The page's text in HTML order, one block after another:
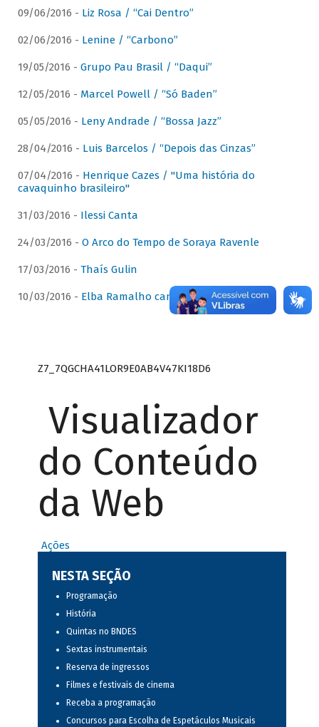
09/06/2016 - Liz Rosa / “Cai Dentro”
02/06/2016 - Lenine / “Carbono”
19/05/2016 - Grupo Pau Brasil / “Daqui”
12/05/2016 - Marcel Powell / “Só Baden”
05/05/2016 - Leny Andrade / “Bossa Jazz”
28/04/2016 - Luis Barcelos / “Depois das Cinzas”
07/04/2016 - Henrique Cazes / "Uma história do
cavaquinho brasileiro"
31/03/2016 - Ilessi Canta
24/03/2016 - O Arco do Tempo de Soraya Ravenle
17/03/2016 - Thaís Gulin
10/03/2016 - Elba Ramalho canta Dominguinhos
Z7_7QGCHA41LOR9E0AB4V47KI18D6
Visualizador
do Conteúdo
da Web
Ações
NESTA SEÇÃO
Programação
História
Quintas no BNDES
Sextas instrumentais
Reserva de ingressos
Filmes e festivais de cinema
Receba a programação
Concursos para Escolha de Espetáculos Musicais